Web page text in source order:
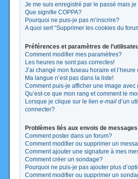
Je me suis enregistré par le passé mais
Que signifie COPPA?
Pourquoi ne puis-je pas m’inscrire?
A quoi sert “Supprimer les cookies du
Préférences et paramètres de
Comment modifier mes paramètres?
Les heures ne sont pas correctes!
J’ai changé mon fuseau horaire et
Ma langue n’est pas dans la liste!
Comment puis-je afficher une image avec
Qu’est-ce que mon rang et comment le
Lorsque je clique sur le lien e-mail d’un
connecter?
Problèmes liés aux envois de messages
Comment poster dans un forum?
Comment modifier ou supprimer un
Comment ajouter une signature à mes
Comment créer un sondage?
Pourquoi ne puis-je pas ajouter plus
Comment modifier ou supprimer un